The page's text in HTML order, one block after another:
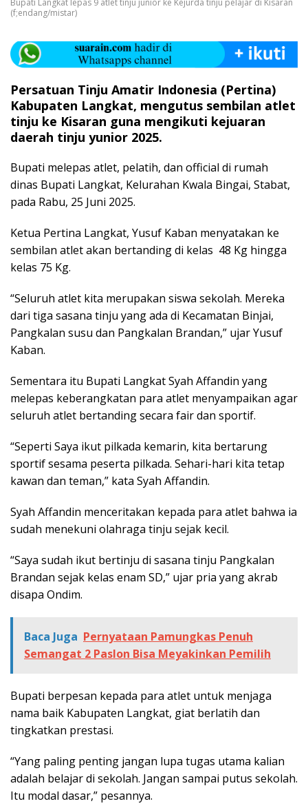
Bupati Langkat lepas 9 atlet tinju junior ke Kejurda tinju pelajar di Kisaran
(f;endang/mistar)
Persatuan Tinju Amatir Indonesia (Pertina)
Kabupaten Langkat, mengutus sembilan atlet
tinju ke Kisaran guna mengikuti kejuaran
daerah tinju yunior 2025.
Bupati melepas atlet, pelatih, dan official di rumah
dinas Bupati Langkat, Kelurahan Kwala Bingai, Stabat,
pada Rabu, 25 Juni 2025.
Ketua Pertina Langkat, Yusuf Kaban menyatakan ke
sembilan atlet akan bertanding di kelas 48 Kg hingga
kelas 75 Kg.
“Seluruh atlet kita merupakan siswa sekolah. Mereka
dari tiga sasana tinju yang ada di Kecamatan Binjai,
Pangkalan susu dan Pangkalan Brandan,” ujar Yusuf
Kaban.
Sementara itu Bupati Langkat Syah Affandin yang
melepas keberangkatan para atlet menyampaikan agar
seluruh atlet bertanding secara fair dan sportif.
“Seperti Saya ikut pilkada kemarin, kita bertarung
sportif sesama peserta pilkada. Sehari-hari kita tetap
kawan dan teman,” kata Syah Affandin.
Syah Affandin menceritakan kepada para atlet bahwa ia
sudah menekuni olahraga tinju sejak kecil.
“Saya sudah ikut bertinju di sasana tinju Pangkalan
Brandan sejak kelas enam SD,” ujar pria yang akrab
disapa Ondim.
Baca Juga Pernyataan Pamungkas Penuh
Semangat 2 Paslon Bisa Meyakinkan Pemilih
Bupati berpesan kepada para atlet untuk menjaga
nama baik Kabupaten Langkat, giat berlatih dan
tingkatkan prestasi.
“Yang paling penting jangan lupa tugas utama kalian
adalah belajar di sekolah. Jangan sampai putus sekolah.
Itu modal dasar,” pesannya.